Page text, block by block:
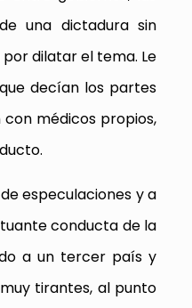
una dictadura sin
dilatar el tema. Le
decían los partes
médicos propios,
especulaciones y a
conducta de la
a un tercer país y
tirantes, al punto